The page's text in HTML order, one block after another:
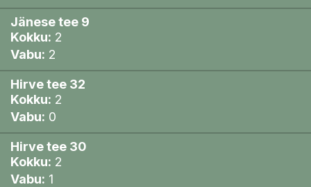
Jänese tee 9
Kokku: 2
Vabu: 2
Hirve tee 32
Kokku: 2
Vabu: 0
Hirve tee 30
Kokku: 2
Vabu: 1